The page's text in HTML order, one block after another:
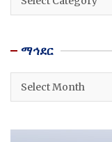
ማኅደር
ማኅደር